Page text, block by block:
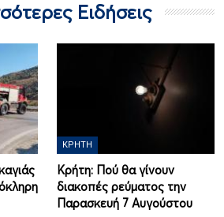
Ειδήσεις
ΚΡΉΤΗ
Κρήτη: Πού θα γίνουν
διακοπές ρεύματος την
Παρασκευή 7 Αυγούστου